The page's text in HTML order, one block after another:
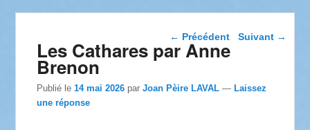
Navigation dans les
← Précédent Suivant →
Les Cathares par Anne
Brenon
Publié le14 mai 2026 parJoan Pèire LAVAL —Laissez
une réponse